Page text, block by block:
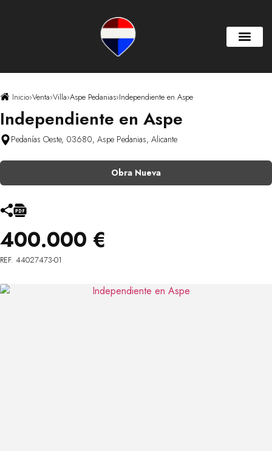
Inicio›Venta›Villa›Aspe Pedanias›Independiente en Aspe
Independiente en Aspe
Pedanías Oeste, 03680, Aspe Pedanias, Alicante
Obra Nueva
400.000 €
REF. 44027473-01